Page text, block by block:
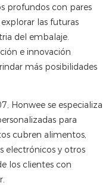
profundos con pares
las futuras
del embalaje.
e innovación
más posibilidades
Honwee se especializa
para
cubren alimentos,
electrónicos y otros
los clientes con